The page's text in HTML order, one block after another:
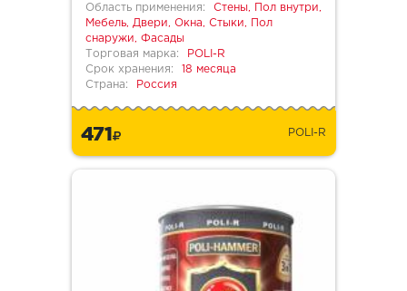
Область применения:
Стены, Пол внутри,
Мебель, Двери, Окна, Стыки, Пол
снаружи, Фасады
Торговая марка:
POLI-R
Срок хранения:
18 месяца
Страна:
Россия
471 POLI-R